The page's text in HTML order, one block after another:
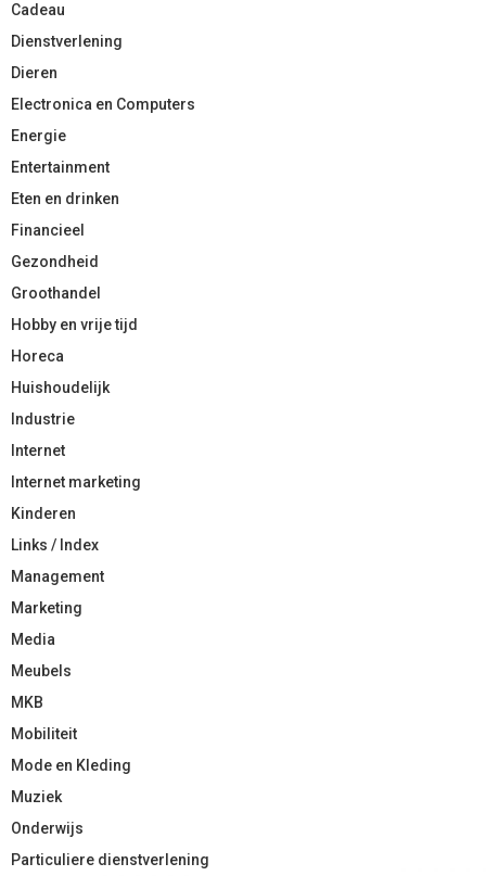
Cadeau
Dienstverlening
Dieren
Electronica en Computers
Energie
Entertainment
Eten en drinken
Financieel
Gezondheid
Groothandel
Hobby en vrije tijd
Horeca
Huishoudelijk
Industrie
Internet
Internet marketing
Kinderen
Links / Index
Management
Marketing
Media
Meubels
MKB
Mobiliteit
Mode en Kleding
Muziek
Onderwijs
Particuliere dienstverlening